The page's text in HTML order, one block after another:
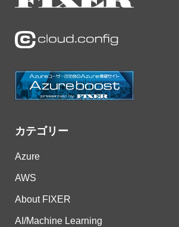
カテゴリー
Azure
AWS
About FIXER
AI/Machine Learning